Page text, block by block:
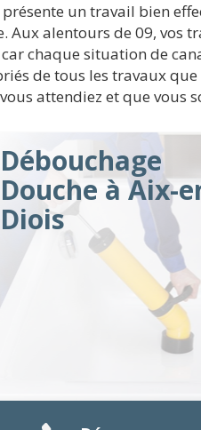
un travail bien
alentours de 09, vos
chaque situation de
de tous les travaux
attendiez et que vous
Débouchage
Douche à Aix-
Diois